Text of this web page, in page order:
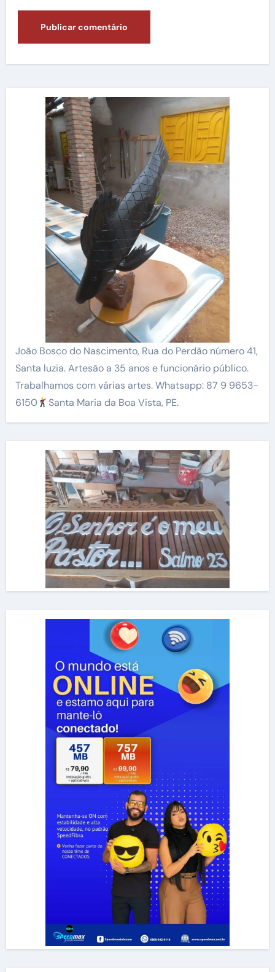
João Bosco do Nascimento, Rua do Perdão número 41,
Santa luzia. Artesão a 35 anos e funcionário público.
Trabalhamos com várias artes. Whatsapp: 87 9 9653-
6150
Santa Maria da Boa Vista, PE.